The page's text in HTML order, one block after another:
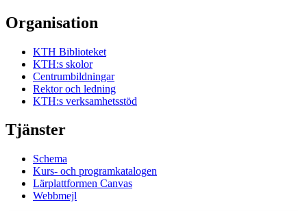
Organisation
KTH Biblioteket
KTH:s skolor
Centrumbildningar
Rektor och ledning
KTH:s verksamhetsstöd
Tjänster
Schema
Kurs- och programkatalogen
Lärplattformen Canvas
Webbmejl